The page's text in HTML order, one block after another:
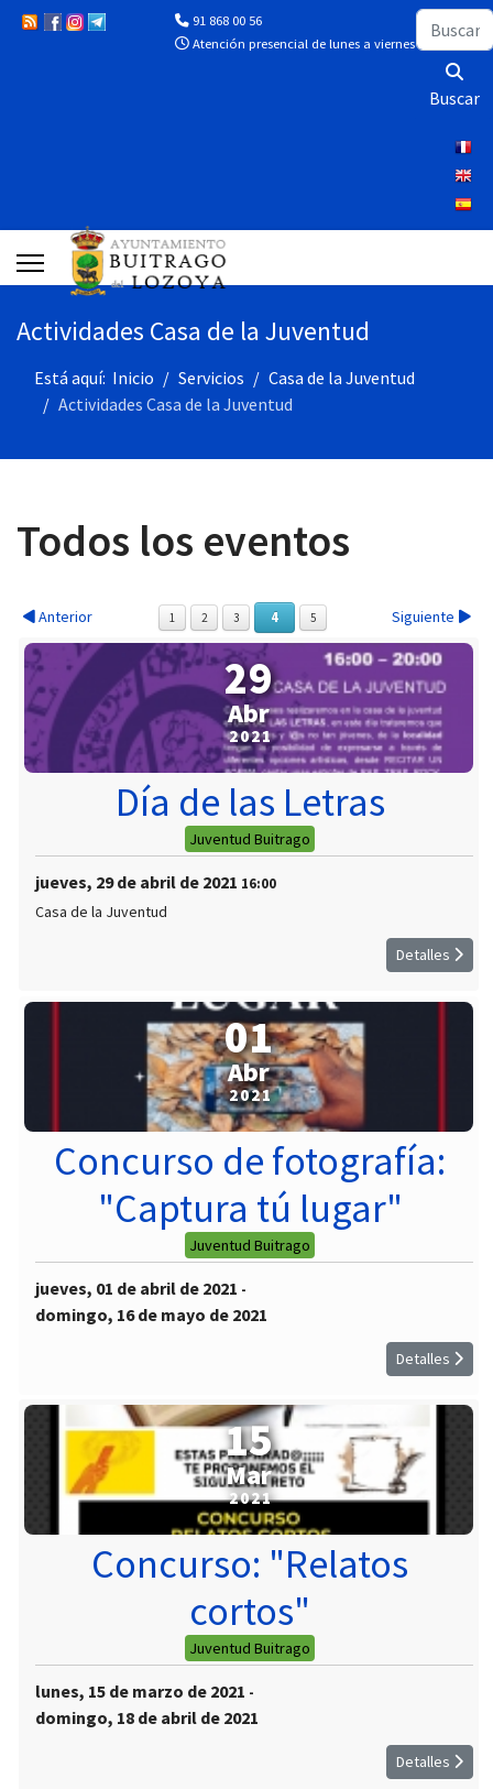
91 868 00 56
Atención presencial de lunes a viernes de 10:00 a
Buscar
Buscar
Actividades Casa de la Juventud
Está aquí: Inicio Servicios
Casa de la Juventud
Actividades Casa de la Juventud
Todos los eventos
Anterior 1 2 3 4 5 Siguiente
29
Abr
2021
Día de las Letras
Juventud Buitrago
jueves, 29 de abril de 2021 16:00
Casa de la Juventud
Detalles
01
Abr
2021
Concurso de fotografía:
"Captura tú lugar"
Juventud Buitrago
jueves, 01 de abril de 2021 -
domingo, 16 de mayo de 2021
Detalles
15
Mar
2021
Concurso: "Relatos
cortos"
Juventud Buitrago
lunes, 15 de marzo de 2021 -
domingo, 18 de abril de 2021
Detalles